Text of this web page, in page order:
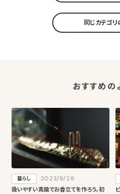
同じカテゴリ
おすすめの
暮らし
2023/9/29
扱いやすい真鍮でお香立てを作ろう。初